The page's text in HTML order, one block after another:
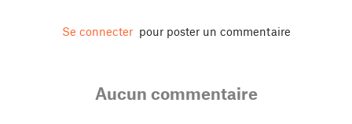
Se connecter pour poster un commentaire
Aucun commentaire